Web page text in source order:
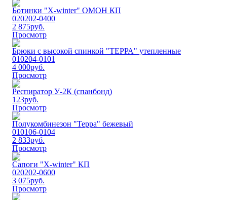
Ботинки "Х-winter" ОМОН КП
020202-0400
2 875руб.
Просмотр
Брюки с высокой спинкой "ТЕРРА" утепленные
010204-0101
4 000руб.
Просмотр
Респиратор У-2К (спанбонд)
123руб.
Просмотр
Полукомбинезон "Терра" бежевый
010106-0104
2 833руб.
Просмотр
Сапоги "Х-winter" КП
020202-0600
3 075руб.
Просмотр